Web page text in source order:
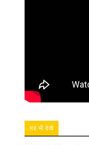
यह भी देखें